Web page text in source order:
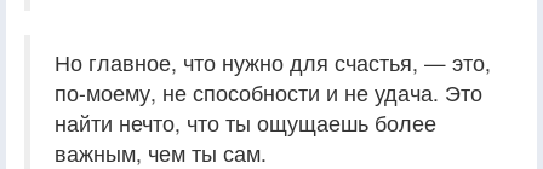
Но главное, что нужно для счастья, — это,
по-моему, не способности и не удача. Это
найти нечто, что ты ощущаешь более
важным, чем ты сам.